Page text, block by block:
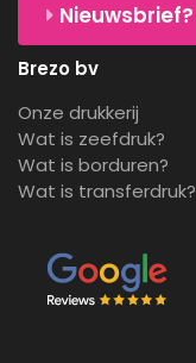
Nieuwsbrief?
Brezo bv
Onze drukkerij
Wat is zeefdruk?
Wat is borduren?
Wat is transferdruk?